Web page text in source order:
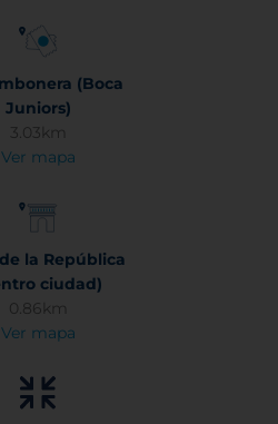
(Boca
Juniors)
3.03km
Ver mapa
la República
ciudad)
0.86km
Ver mapa